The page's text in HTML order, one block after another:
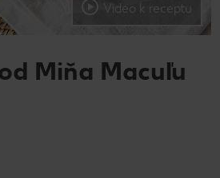
Video k receptu
Miňa Macuľu